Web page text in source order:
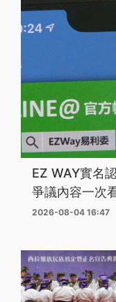
EZ WAY實名
爭議內容一次
2026-08-04 16:47